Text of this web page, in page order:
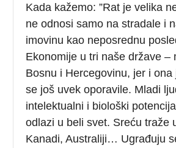
Kada kažemo: ”Rat je velika
ne odnosi samo na stradale i
imovinu kao neposrednu
Ekonomije u tri naše države –
Bosnu i Hercegovinu, jer i ona
se još uvek oporavile. Mladi
intelektualni i biološki
odlazi u beli svet. Sreću traže
Kanadi, Australiji… Ugrađuju